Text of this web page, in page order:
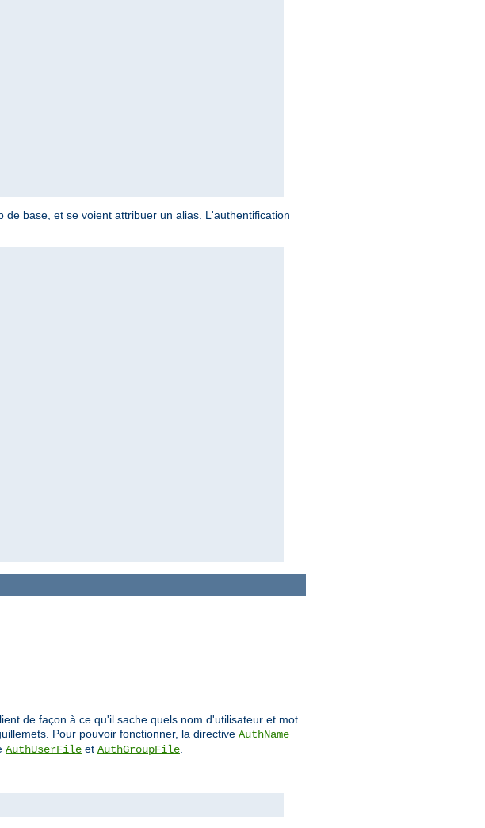
base, et se voient attribuer un alias. L'authentification
de façon à ce qu'il sache quels nom d'utilisateur et mot
Pour pouvoir fonctionner, la directive AuthName
AuthUserFile et AuthGroupFile.